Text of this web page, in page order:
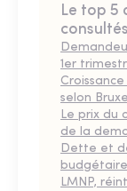
Le top 5
consultés
1er
selon
Le prix du
de la
Dette et
budgétaire
LMNP,